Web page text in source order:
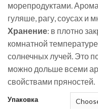
морепродуктами.
гуляше, рагу, соусах и
Хранение: в плотно
комнатной
солнечных лучей. Это
можно дольше всеми
свойствами пряностей.
Упаковка